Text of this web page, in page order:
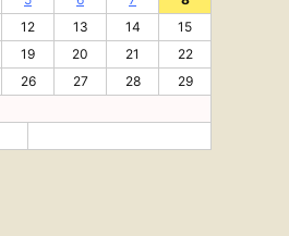
12 13 14
15
19 20 21
22
26 27 28
29